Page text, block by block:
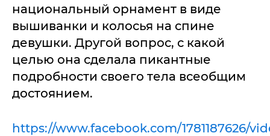
национальный орнамент в виде
вышиванки и колосья на спине
девушки. Другой вопрос, с какой
целью она сделала пикантные
подробности своего тела всеобщим
достоянием.
https://www.facebook.com/1781187626/